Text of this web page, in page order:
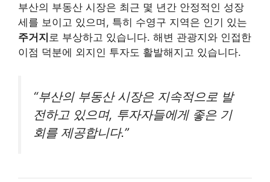
부산의 부동산 시장은 최근 몇 년간 안정적인 성장
세를 보이고 있으며, 특히 수영구 지역은 인기 있는
주거지 로 부상하고 있습니다. 해변 관광지와 인접한
이점 덕분에 외지인 투자도 활발해지고 있습니다.
“부산의 부동산 시장은 지속적으로 발
전하고 있으며, 투자자들에게 좋은 기
회를 제공합니다.”